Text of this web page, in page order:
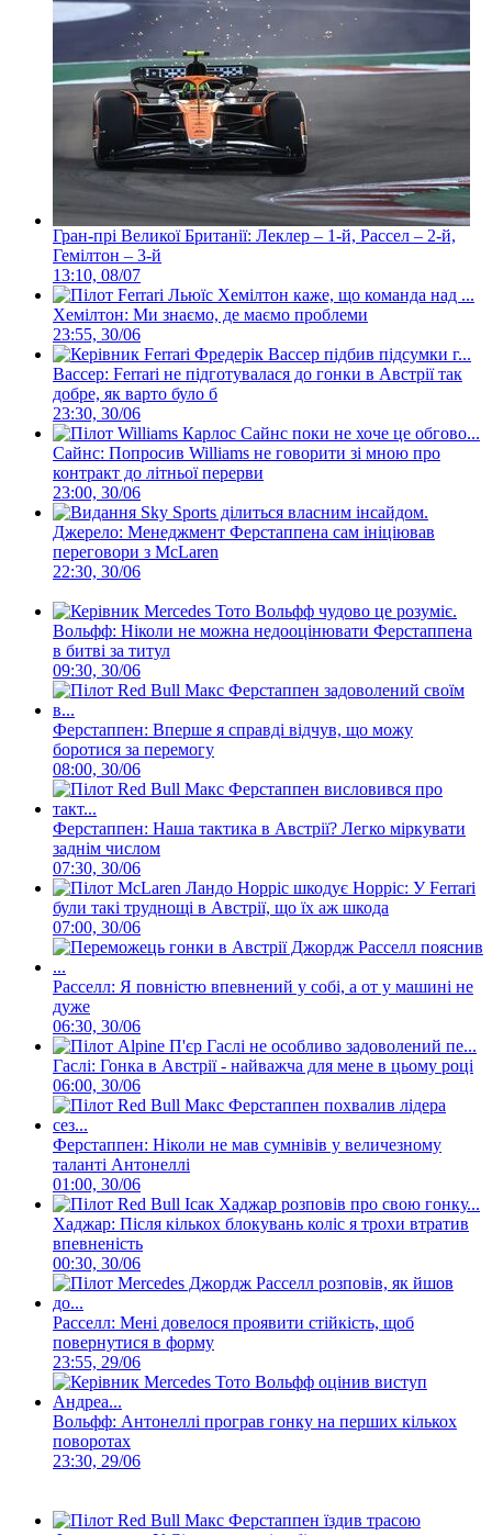
Гран-прі Великої Британії: Леклер – 1-й, Рассел – 2-й,
Гемілтон – 3-й
13:10, 08/07
Хемілтон: Ми знаємо, де маємо проблеми
23:55, 30/06
Вассер: Ferrari не підготувалася до гонки в Австрії так
добре, як варто було б
23:30, 30/06
Сайнс: Попросив Williams не говорити зі мною про
контракт до літньої перерви
23:00, 30/06
Джерело: Менеджмент Ферстаппена сам ініціював
переговори з McLaren
22:30, 30/06
Вольфф: Ніколи не можна недооцінювати Ферстаппена
в битві за титул
09:30, 30/06
Ферстаппен: Вперше я справді відчув, що можу
боротися за перемогу
08:00, 30/06
Ферстаппен: Наша тактика в Австрії? Легко міркувати
заднім числом
07:30, 30/06
Норріс: У Ferrari
були такі труднощі в Австрії, що їх аж шкода
07:00, 30/06
Расселл: Я повністю впевнений у собі, а от у машині не
дуже
06:30, 30/06
Гаслі: Гонка в Австрії - найважча для мене в цьому році
06:00, 30/06
Ферстаппен: Ніколи не мав сумнівів у величезному
таланті Антонеллі
01:00, 30/06
Хаджар: Після кількох блокувань коліс я трохи втратив
впевненість
00:30, 30/06
Расселл: Мені довелося проявити стійкість, щоб
повернутися в форму
23:55, 29/06
Вольфф: Антонеллі програв гонку на перших кількох
поворотах
23:30, 29/06